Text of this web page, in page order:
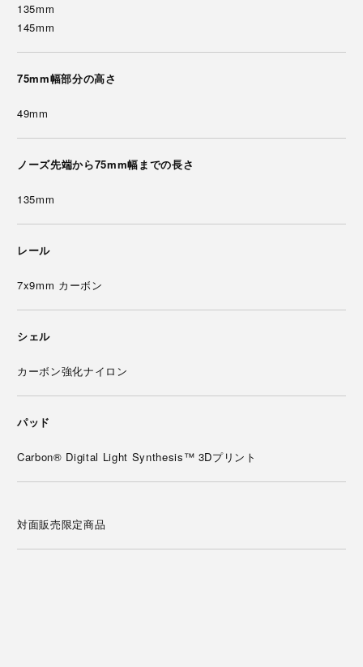
135mm
145mm
75mm幅部分の高さ
49mm
ノーズ先端から75mm幅までの長さ
135mm
レール
7x9mm カーボン
シェル
カーボン強化ナイロン
パッド
Carbon® Digital Light Synthesis™ 3Dプリント
対面販売限定商品